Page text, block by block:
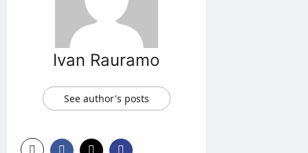
Ivan Rauramo
See author's posts